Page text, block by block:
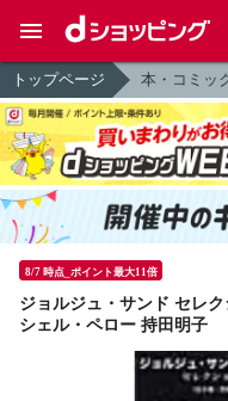
トップページ 本・コミッ
8/7 時点_ポイント最大11倍
ジョルジュ・サンド セレ
シェル・ペロー 持田明子